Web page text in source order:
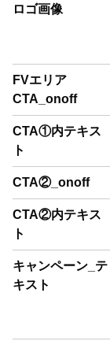
ロゴ画像
FVエリア
CTA_onoff
CTA①内テキス
ト
CTA②_onoff
CTA②内テキス
ト
キャンペーン_テ
キスト